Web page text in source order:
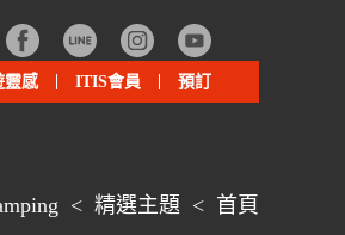
< 精選主題 < 首頁
靈感 ITIS會員 預訂